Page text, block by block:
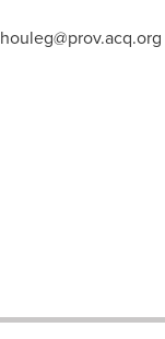
houleg@prov.acq.org